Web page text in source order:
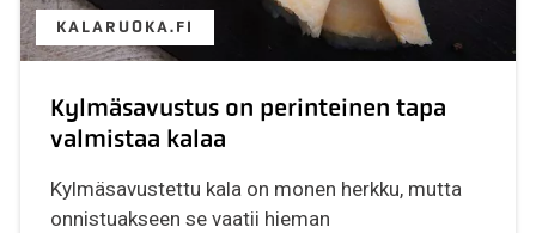
KALARUOKA.FI
Kylmäsavustus on perinteinen tapa
valmistaa kalaa
Kylmäsavustettu kala on monen herkku, mutta
onnistuakseen se vaatii hieman